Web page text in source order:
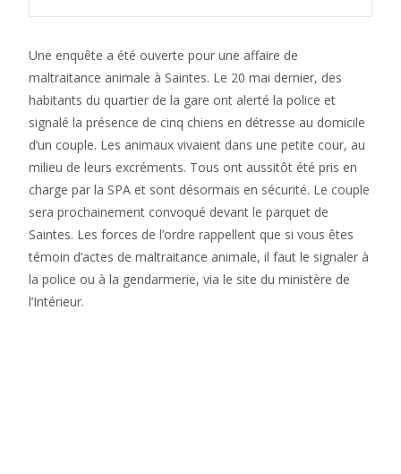
Une enquête a été ouverte pour une affaire de
maltraitance animale à Saintes. Le 20 mai dernier, des
habitants du quartier de la gare ont alerté la police et
signalé la présence de cinq chiens en détresse au domicile
d’un couple. Les animaux vivaient dans une petite cour, au
milieu de leurs excréments. Tous ont aussitôt été pris en
charge par la SPA et sont désormais en sécurité. Le couple
sera prochainement convoqué devant le parquet de
Saintes. Les forces de l’ordre rappellent que si vous êtes
témoin d’actes de maltraitance animale, il faut le signaler à
la police ou à la gendarmerie, via le site du ministère de
l’Intérieur.